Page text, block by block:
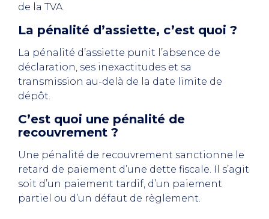
de la TVA.
La pénalité d’assiette, c’est quoi ?
La pénalité d’assiette punit l’absence de
déclaration, ses inexactitudes et sa
transmission au-delà de la date limite de
dépôt.
C’est quoi une pénalité de
recouvrement ?
Une pénalité de recouvrement sanctionne le
retard de paiement d’une dette fiscale. Il s’agit
soit d’un paiement tardif, d’un paiement
partiel ou d’un défaut de règlement.